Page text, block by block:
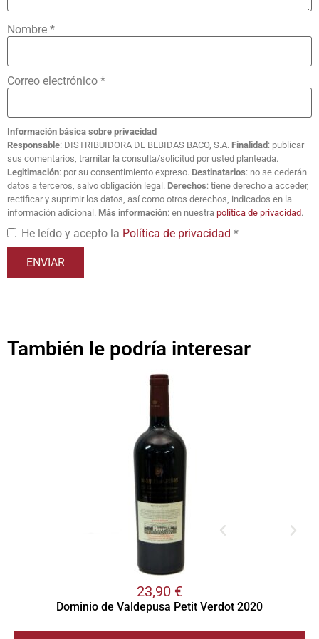
Nombre *
Correo electrónico *
Información básica sobre privacidad
Responsable: DISTRIBUIDORA DE BEBIDAS BACO, S.A. Finalidad : publicar
sus comentarios, tramitar la consulta/solicitud por usted planteada.
Legitimación: por su consentimiento expreso. Destinatarios: no se cederán
datos a terceros, salvo obligación legal. Derechos: tiene derecho a acceder,
rectificar y suprimir los datos, así como otros derechos, indicados en la
información adicional. Más información: en nuestra política de privacidad.
He leído y acepto la Política de privacidad *
También le podría interesar
23,90 €
Dominio de Valdepusa Petit Verdot 2020